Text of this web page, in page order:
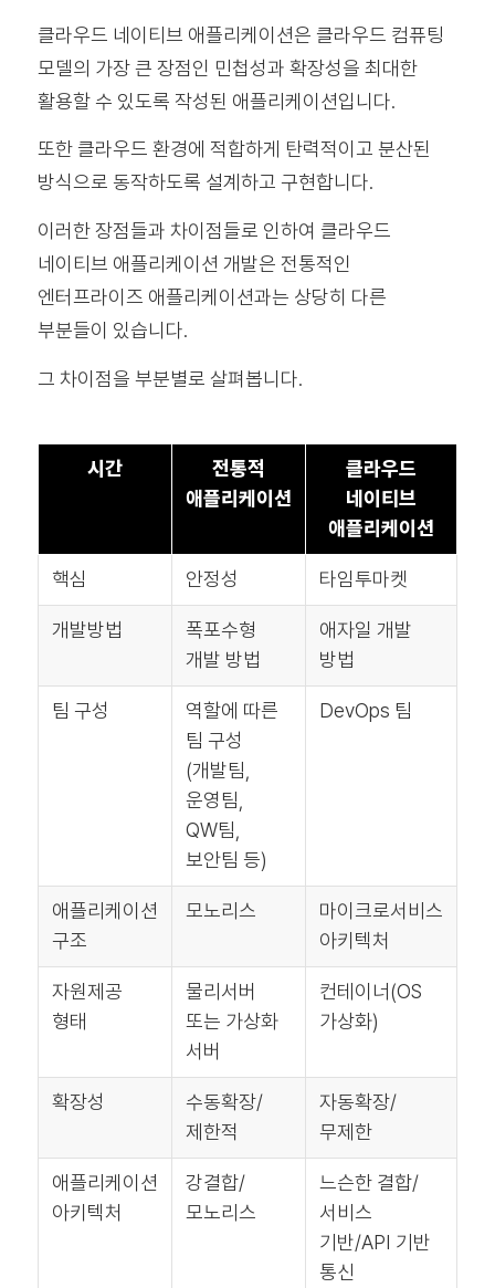
클라우드 네이티브 애플리케이션은 클라우드 컴퓨팅
모델의 가장 큰 장점인 민첩성과 확장성을 최대한
활용할 수 있도록 작성된 애플리케이션입니다.
또한 클라우드 환경에 적합하게 탄력적이고 분산된
방식으로 동작하도록 설계하고 구현합니다.
이러한 장점들과 차이점들로 인하여 클라우드
네이티브 애플리케이션 개발은 전통적인
엔터프라이즈 애플리케이션과는 상당히 다른
부분들이 있습니다.
그 차이점을 부분별로 살펴봅니다.
시간
전통적
애플리케이션
클라우드
네이티브
애플리케이션
핵심 안정성 타임투마켓
개발방법
폭포수형
개발 방법
애자일 개발
방법
팀 구성
역할에 따른
팀 구성
(개발팀,
운영팀,
QW팀,
보안팀 등)
DevOps 팀
애플리케이션
구조
모노리스
마이크로서비스
아키텍처
자원제공
형태
물리서버
또는 가상화
서버
컨테이너(OS
가상화)
확장성
수동확장/
제한적
자동확장/
무제한
애플리케이션
아키텍처
강결합/
모노리스
느슨한 결합/
서비스
기반/API 기반
통신